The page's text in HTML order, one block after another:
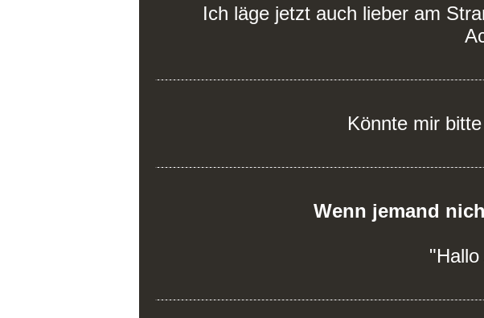
Ich läge jetzt auch lieber am
Könnte mir
Wenn jemand